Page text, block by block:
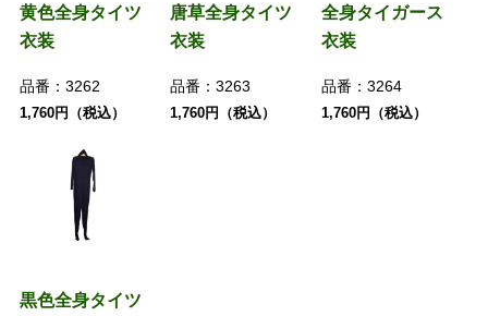
黄色全身タイツ
衣装
品番： 3262
1,760円（税込）
唐草全身タイツ
衣装
品番：3263
1,760円（税込）
全身タイガース
衣装
品番： 3264
1,760円（税込）
黒色全身タイツ